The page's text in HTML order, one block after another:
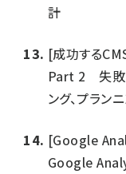
計
[成功する
Part 2 失敗
ング、プラン
[Google
Google